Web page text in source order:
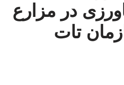
در مزارع
تات